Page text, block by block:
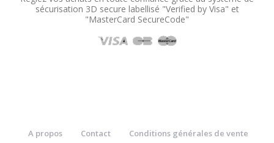
sécurisation 3D secure labellisé "Verified by Visa" et
"MasterCard SecureCode"
A propos Contact Conditions générales de vente